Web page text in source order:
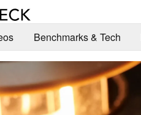
Benchmarks & Tech